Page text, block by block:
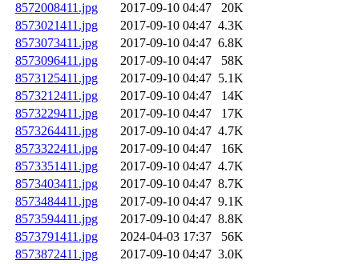
8572008411.jpg
2017-09-10 04:47
20K
8573021411.jpg
2017-09-10 04:47 4.3K
8573073411.jpg
2017-09-10 04:47 6.8K
8573096411.jpg
2017-09-10 04:47
58K
8573125411.jpg
2017-09-10 04:47 5.1K
8573212411.jpg
2017-09-10 04:47
14K
8573229411.jpg
2017-09-10 04:47
17K
8573264411.jpg
2017-09-10 04:47 4.7K
8573322411.jpg
2017-09-10 04:47
16K
8573351411.jpg
2017-09-10 04:47 4.7K
8573403411.jpg
2017-09-10 04:47 8.7K
8573484411.jpg
2017-09-10 04:47 9.1K
8573594411.jpg
2017-09-10 04:47 8.8K
8573791411.jpg
2024-04-03 17:37
56K
8573872411.jpg
2017-09-10 04:47 3.0K